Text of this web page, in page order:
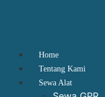
Home
Tentang Kami
Sewa Alat